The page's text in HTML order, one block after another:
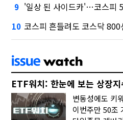
9 '일상 된 사이드카'…코스피
10 코스피 흔들려도 코스닥
ETF워치: 한눈에 보는 상장